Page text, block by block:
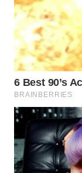
WAHANA
TRAVEL
WAHANA
TV
WAHANANEWS
ID
WAHANANEWS
CO ID